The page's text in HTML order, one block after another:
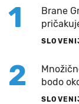
1
Brane
2
bodo